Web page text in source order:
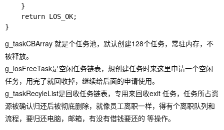
    }
    return LOS_OK;
g_taskCBArray 就是个任务池，默认创建128个任务，常驻内存，不
被释放。
g_losFreeTask是空闲任务链表，想创建任务时来这里申请一个空闲
任务，用完了就回收掉，继续给后面的申请使用。
g_taskRecyleList是回收任务链表，专用来回收exit 任务，任务所占资
源被确认归还后被彻底删除，就像员工离职一样，得有个离职队列和
流程，要归还电脑，邮箱，有没有借钱要还的 等操作。